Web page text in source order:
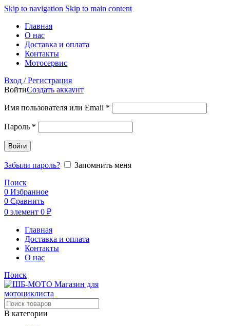
Skip to navigation Skip to main content
Главная
О нас
Доставка и оплата
Контакты
Мотосервис
Вход / Регистрация
ВойтиСоздать аккаунт
Имя пользователя или Email *
Пароль *
Войти
Забыли пароль?
Запомнить меня
Поиск
0 Избранное
0 Сравнить
0 элемент 0 ₽
Главная
Доставка и оплата
Контакты
О нас
Поиск
В категории